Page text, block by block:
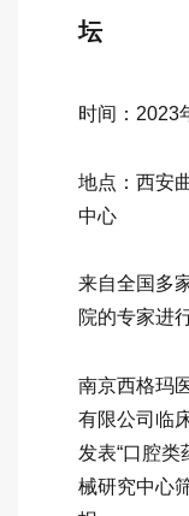
坛
时间：2023
地点：西安
中心
来自全国多
院的专家进
南京西格玛
有限公司临
发表“口腔类
械研究中心